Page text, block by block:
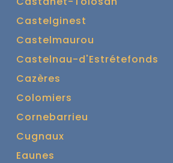
Castelginest
Castelmaurou
Castelnau-d'Estrétefonds
Cazères
Colomiers
Cornebarrieu
Cugnaux
Eaunes